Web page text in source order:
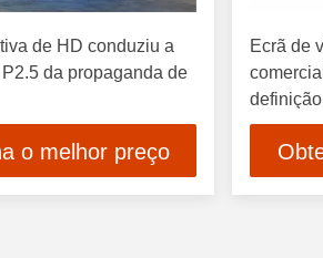
de HD conduziu a
da propaganda de
o melhor preço
Ecrã de